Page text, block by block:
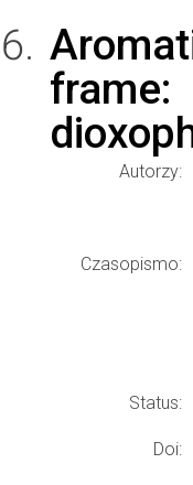
frame:
Autorzy:
Czasopismo:
Status:
Doi: